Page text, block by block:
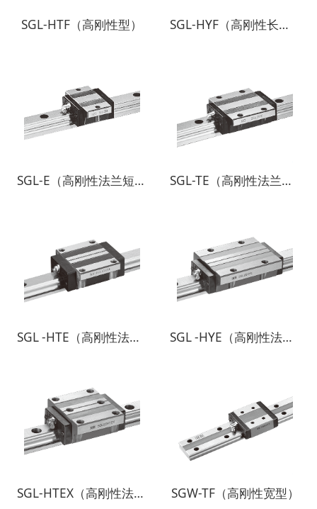
SGL-HTF（高刚性型） SGL-HYF（高刚性长型）
SGL-E（高刚性法兰短型） SGL-TE（高刚性法兰型）
SGL -HTE（高刚性法兰型） SGL -HYE（高刚性法兰长型）
SGL-HTEX（高刚性法兰六孔型） SGW-TF（高刚性宽型）